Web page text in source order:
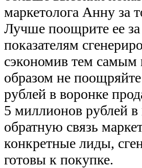
маркетолога Анну за
Лучше поощрите ее
показателям
сэкономив тем
образом не
рублей в воронке
5 миллионов рублей
обратную связь
конкретные лиды,
готовы к покупке.